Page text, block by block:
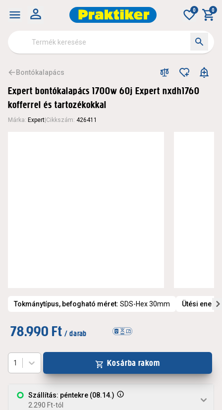
0 0
Bontókalapács
Expert bontókalapács 1700w 60j Expert nxdh1760
kofferrel és tartozékokkal
Márka: Expert Cikkszám: 426411
Tokmánytípus, befogható méret: SDS-Hex 30mm Ütési
78.990 Ft / darab
Szállítás: péntekre (08.14.)
2.290 Ft-tól
1 Kosárba rakom